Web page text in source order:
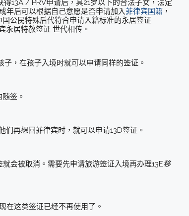
13A / PRV申请后，其21岁以下的合法子女，法定
年后可以根据自己意愿是否申请加入菲律宾国籍，
公民特殊后代符合申请入籍标准的永居签证
永居特赦签证 世代相传。
，在孩子入境时就可以申请同样的签证。
签。
再想回菲律宾时，就可以申请13D签证。
就会被取消。需要先申请旅游签证入境再办理13E移
在这类签证已经不再使用了。